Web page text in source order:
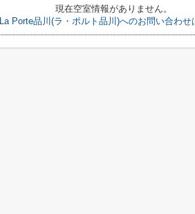
現在空室情報がありません。
La Porte品川(ラ・ポルト品川)へのお問い合わせ